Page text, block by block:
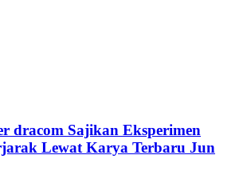
dracom Sajikan Eksperimen
Lewat Karya Terbaru Jun